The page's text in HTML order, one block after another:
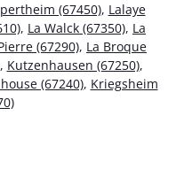
(67450), Lalaye
, La Walck (67350), La
(67290), La Broque
, Kutzenhausen (67250),
(67240), Kriegsheim